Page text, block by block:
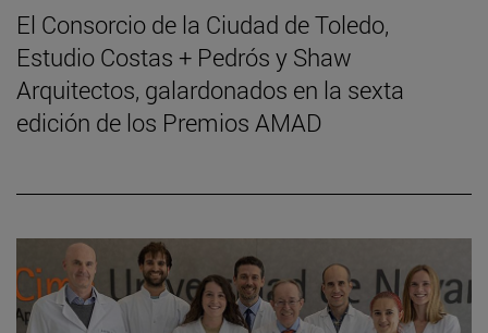
El Consorcio de la Ciudad de Toledo,
Estudio Costas + Pedrós y Shaw
Arquitectos, galardonados en la sexta
edición de los Premios AMAD